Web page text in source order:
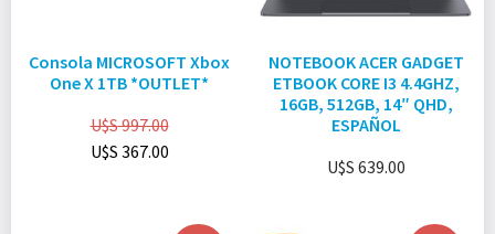
Consola MICROSOFT Xbox
One X 1TB *OUTLET*
U$S997.00
U$S 367.00
NOTEBOOK ACER GADGET
ETBOOK CORE I3 4.4GHZ,
16GB, 512GB, 14″ QHD,
ESPAÑOL
U$S 639.00